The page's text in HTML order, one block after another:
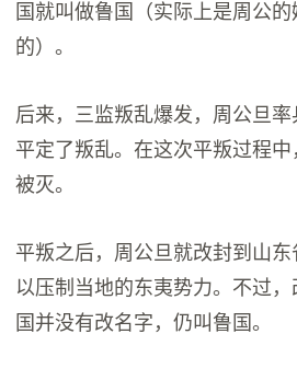
国就叫做鲁国（实际上是周公
的）。
后来，三监叛乱爆发，周公旦
平定了叛乱。在这次平叛过程
被灭。
平叛之后，周公旦就改封到山东
以压制当地的东夷势力。不过
国并没有改名字，仍叫鲁国。